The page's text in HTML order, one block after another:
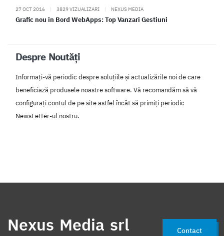
27 OCT 2016 | 3829 VIZUALIZARI | NEXUS MEDIA
Grafic nou in Bord WebApps: Top Vanzari Gestiuni
Despre Noutăți
Informați-vă periodic despre soluțiile și actualizările noi de care
beneficiază produsele noastre software. Vă recomandăm să vă
configurați contul de pe site astfel încât să primiți periodic
NewsLetter-ul nostru.
Nexus Media srl Contact